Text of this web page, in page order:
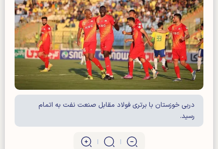
دربی خوزستان با برتری فولاد مقابل صنعت نفت به اتمام
رسید.